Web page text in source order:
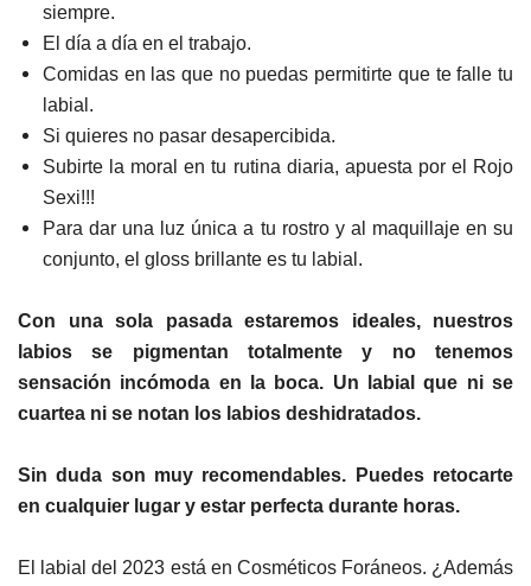
siempre.
El día a día en el trabajo.
Comidas en las que no puedas permitirte que te falle tu
labial.
Si quieres no pasar desapercibida.
Subirte la moral en tu rutina diaria, apuesta por el Rojo
Sexi!!!
Para dar una luz única a tu rostro y al maquillaje en su
conjunto, el gloss brillante es tu labial.
Con una sola pasada estaremos ideales, nuestros
labios se pigmentan totalmente y no tenemos
sensación incómoda en la boca. Un labial que ni se
cuartea ni se notan los labios deshidratados.
Sin duda son muy recomendables. Puedes retocarte
en cualquier lugar y estar perfecta durante horas.
El labial del 2023 está en Cosméticos Foráneos. ¿Además